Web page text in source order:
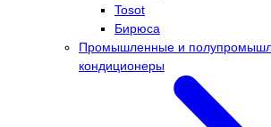
Tosot
Бирюса
Промышленные и
кондиционеры